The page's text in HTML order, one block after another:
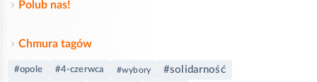
Polub nas!
Chmura tagów
#opole #4-czerwca #wybory #solidarność